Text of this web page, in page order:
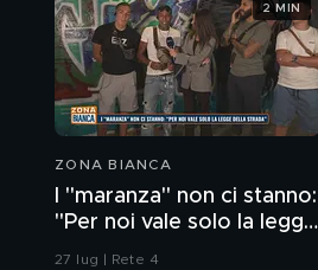
ZONA BIANCA
I "maranza" non ci stanno:
"Per noi vale solo la legge
della strada"
27 lug | Rete 4
2 MIN